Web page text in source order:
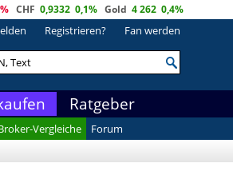
CHF 0,9332 0,1% Gold 4 262 0,4%
Registrieren? Fan werden
Ratgeber
Vergleiche
Forum